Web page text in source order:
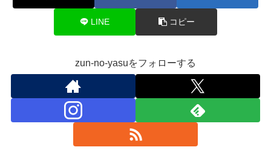
LINE コピー
zun-no-yasuをフォローする